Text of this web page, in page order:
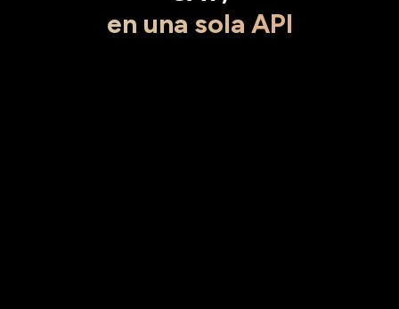
en una sola API